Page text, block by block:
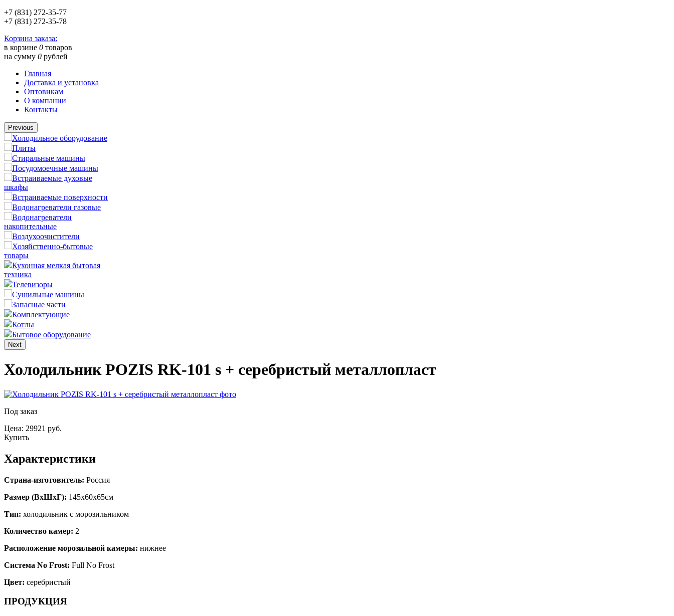
+7 (831) 272-35-77
+7 (831) 272-35-78
Корзина заказа:
в корзине 0 товаров
на сумму 0 рублей
Главная
Доставка и установка
Оптовикам
О компании
Контакты
Previous
Холодильное оборудование
Плиты
Стиральные машины
Посудомоечные машины
Встраиваемые духовые
шкафы
Встраиваемые поверхности
Водонагреватели газовые
Водонагреватели
накопительные
Воздухоочистители
Хозяйственно-бытовые
товары
Кухонная мелкая бытовая
техника
Телевизоры
Сушильные машины
Запасные части
Комплектующие
Котлы
Бытовое оборудование
Next
Холодильник POZIS RK-101 s + серебристый металлопласт
Под заказ
Цена: 29921 руб.
Купить
Характеристики
Страна-изготовитель: Россия
Размер (ВхШхГ): 145х60х65см
Тип: холодильник с морозильником
Количество камер: 2
Расположение морозильной камеры: нижнее
Система No Frost: Full No Frost
Цвет: серебристый
ПРОДУКЦИЯ